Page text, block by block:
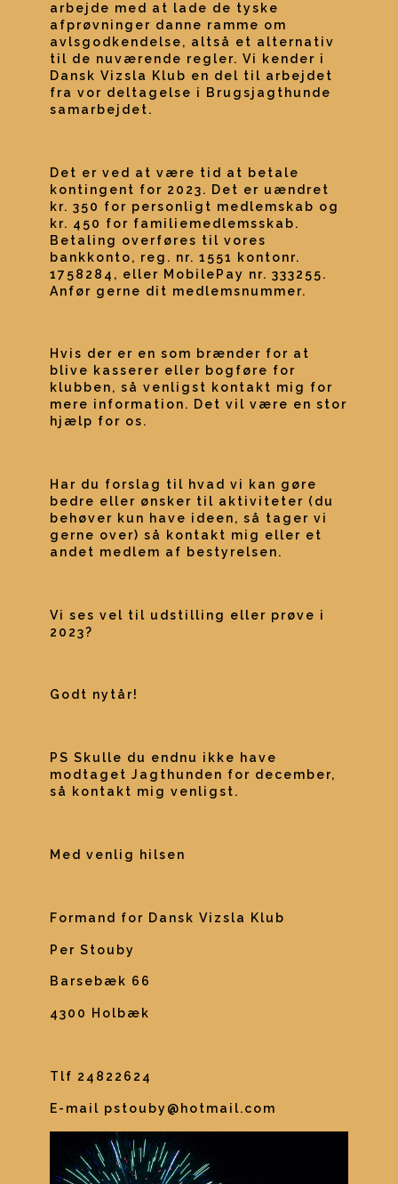
arbejde med at lade de tyske
afprøvninger danne ramme om
avlsgodkendelse, altså et alternativ
til de nuværende regler. Vi kender i
Dansk Vizsla Klub en del til arbejdet
fra vor deltagelse i Brugsjagthunde
samarbejdet.
Det er ved at være tid at betale
kontingent for 2023. Det er uændret
kr. 350 for personligt medlemskab og
kr. 450 for familiemedlemsskab.
Betaling overføres til vores
bankkonto, reg. nr. 1551 kontonr.
1758284, eller MobilePay nr. 333255.
Anfør gerne dit medlemsnummer.
Hvis der er en som brænder for at
blive kasserer eller bogføre for
klubben, så venligst kontakt mig for
mere information. Det vil være en stor
hjælp for os.
Har du forslag til hvad vi kan gøre
bedre eller ønsker til aktiviteter (du
behøver kun have ideen, så tager vi
gerne over) så kontakt mig eller et
andet medlem af bestyrelsen.
Vi ses vel til udstilling eller prøve i
2023?
Godt nytår!
PS Skulle du endnu ikke have
modtaget Jagthunden for december,
så kontakt mig venligst.
Med venlig hilsen
Formand for Dansk Vizsla Klub
Per Stouby
Barsebæk 66
4300 Holbæk
Tlf 24822624
E-mail pstouby@hotmail.com